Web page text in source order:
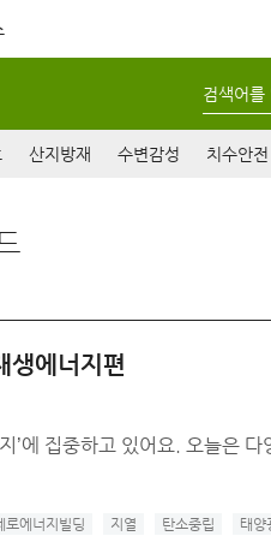
검색어를
산지방재 수변감성 치수안전
생에너지편
’에 집중하고 있어요. 오늘은
로에너지빌딩 지열 탄소중립 태양